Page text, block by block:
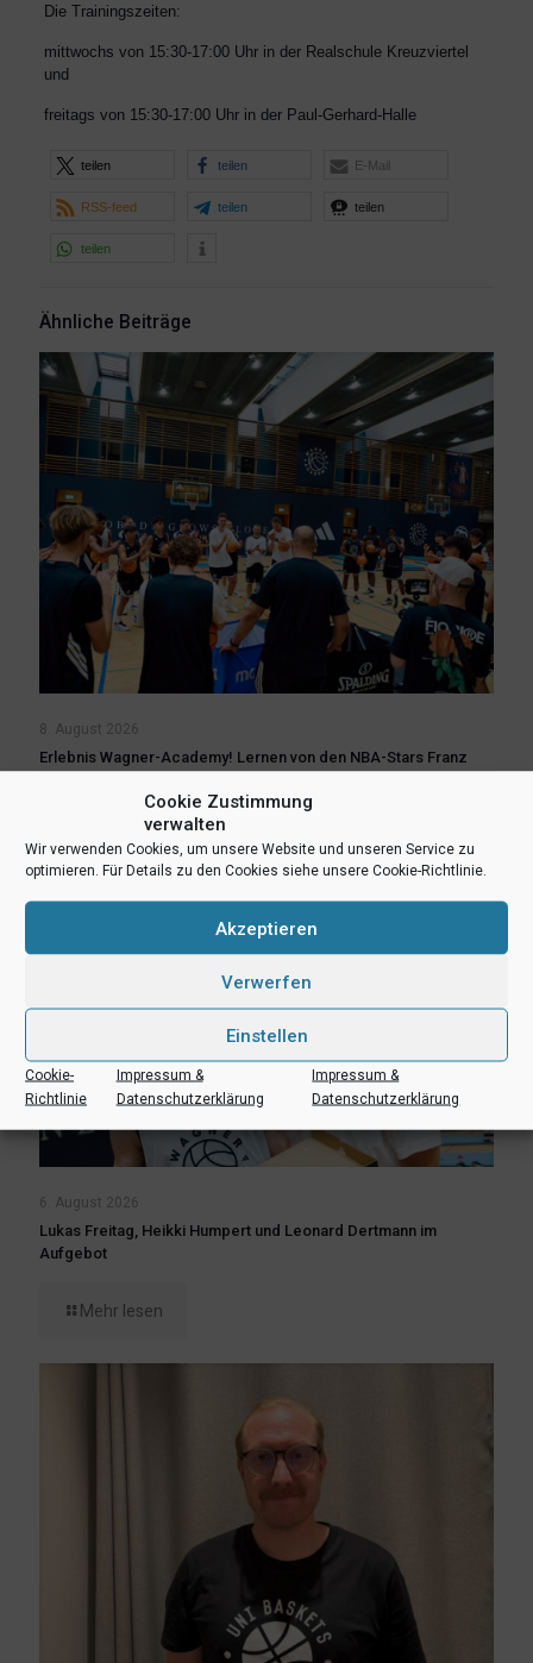
Cookie Zustimmung
verwalten
Wir verwenden Cookies, um unsere Website und unseren Service zu
optimieren. Für Details zu den Cookies siehe unsere Cookie-Richtlinie.
Akzeptieren
Verwerfen
Einstellen
Cookie-
Richtlinie
Impressum &
Datenschutzerklärung
Impressum &
Datenschutzerklärung
Die Trainingszeiten:
mittwochs von 15:30-17:00 Uhr in der Realschule Kreuzviertel
und
freitags von 15:30-17:00 Uhr in der Paul-Gerhard-Halle
teilen teilen E-Mail
RSS-feed teilen teilen
teilen
Ähnliche Beiträge
8. August 2026
Erlebnis Wagner-Academy! Lernen von den NBA-Stars Franz
Mehr lesen
6. August 2026
Lukas Freitag, Heikki Humpert und Leonard Dertmann im
Aufgebot
Mehr lesen